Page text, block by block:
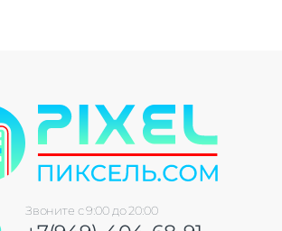
Звоните с 9:00 до 20:00